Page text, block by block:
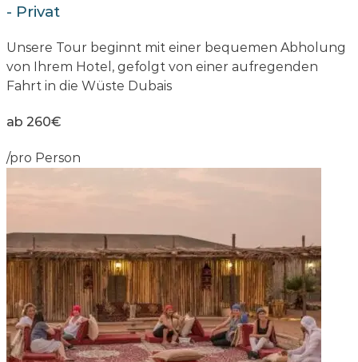
- Privat
Unsere Tour beginnt mit einer bequemen Abholung
von Ihrem Hotel, gefolgt von einer aufregenden
Fahrt in die Wüste Dubais
ab 260€
/pro Person